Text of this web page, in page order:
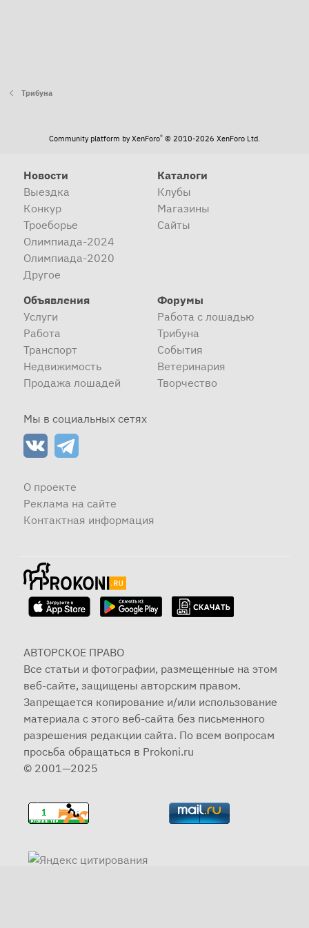
Трибуна
Community platform by XenForo® © 2010-2026 XenForo Ltd.
Новости
Выездка
Конкур
Троеборье
Олимпиада-2024
Олимпиада-2020
Другое
Каталоги
Клубы
Магазины
Сайты
Объявления
Услуги
Работа
Транспорт
Недвижимость
Продажа лошадей
Форумы
Работа с лошадью
Трибуна
События
Ветеринария
Творчество
Мы в социальных сетях
О проекте
Реклама на сайте
Контактная информация
АВТОРСКОЕ ПРАВО
Все статьи и фотографии, размещенные на этом
веб-сайте, защищены авторским правом.
Запрещается копирование и/или использование
материала с этого веб-сайта без письменного
разрешения редакции сайта. По всем вопросам
просьба обращаться в Prokoni.ru
© 2001—2025